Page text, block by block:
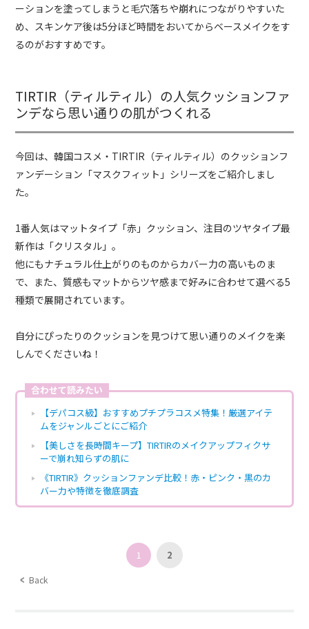
ーションを塗ってしまうと毛穴落ちや崩れにつながりやすいた
め、スキンケア後は5分ほど時間をおいてからベースメイクをす
るのがおすすめです。
TIRTIR（ティルティル）の人気クッションファ
ンデなら思い通りの肌がつくれる
今回は、韓国コスメ・TIRTIR（ティルティル）のクッションフ
ァンデーション「マスクフィット」シリーズをご紹介しまし
た。
1番人気はマットタイプ「赤」クッション、注目のツヤタイプ最
新作は「クリスタル」。
他にもナチュラル仕上がりのものからカバー力の高いものま
で、また、質感もマットからツヤ感まで好みに合わせて選べる5
種類で展開されています。
自分にぴったりのクッションを見つけて思い通りのメイクを楽
しんでくださいね！
合わせて読みたい
【デパコス級】おすすめプチプラコスメ特集！厳選アイテ
ムをジャンルごとにご紹介
【美しさを長時間キープ】TIRTIRのメイクアップフィクサ
ーで崩れ知らずの肌に
《TIRTIR》クッションファンデ比較！赤・ピンク・黒のカ
バー力や特徴を徹底調査
Back
1 2